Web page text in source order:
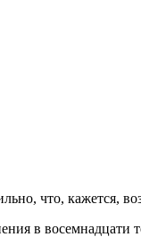
что, кажется,
в восемнадцати